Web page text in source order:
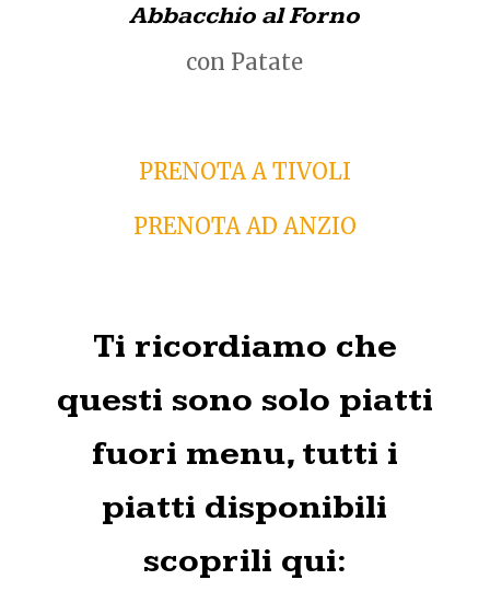
Abbacchio al Forno
con Patate
PRENOTA A TIVOLI
PRENOTA AD ANZIO
Ti ricordiamo che
questi sono solo piatti
fuori menu, tutti i
piatti disponibili
scoprili qui: